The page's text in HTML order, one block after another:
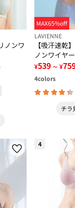
ノンワ
MAX65%off
LAVIENNE
【吸汗速乾
ノンワイヤ
（別売）
¥539 ～ ¥
4colors
チラ
4